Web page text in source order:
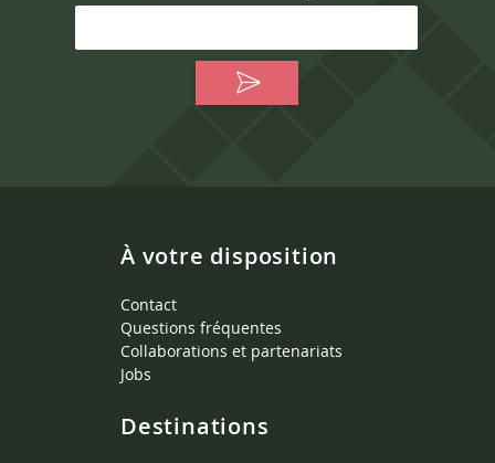
À votre disposition
Contact
Questions fréquentes
Collaborations et partenariats
Jobs
Destinations